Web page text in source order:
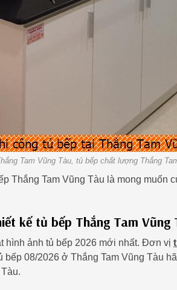
Tam Vũng Tàu, tủ bếp chất lượng Thắng
Thắng Tam Vũng Tàu là mong muốn
kế tủ bếp Thắng Tam Vũng
hình ảnh tủ bếp 2026 mới nhất. Đơn vị
bếp 08/2026 ở Thắng Tam Vũng Tàu